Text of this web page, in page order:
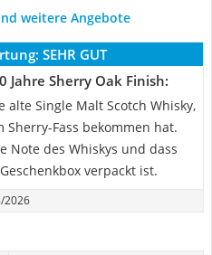
weitere Angebote
SEHR GUT
Jahre Sherry Oak Finish:
alte Single Malt Scotch Whisky,
Fass bekommen hat.
Note des Whiskys und dass
verpackt ist.
2026